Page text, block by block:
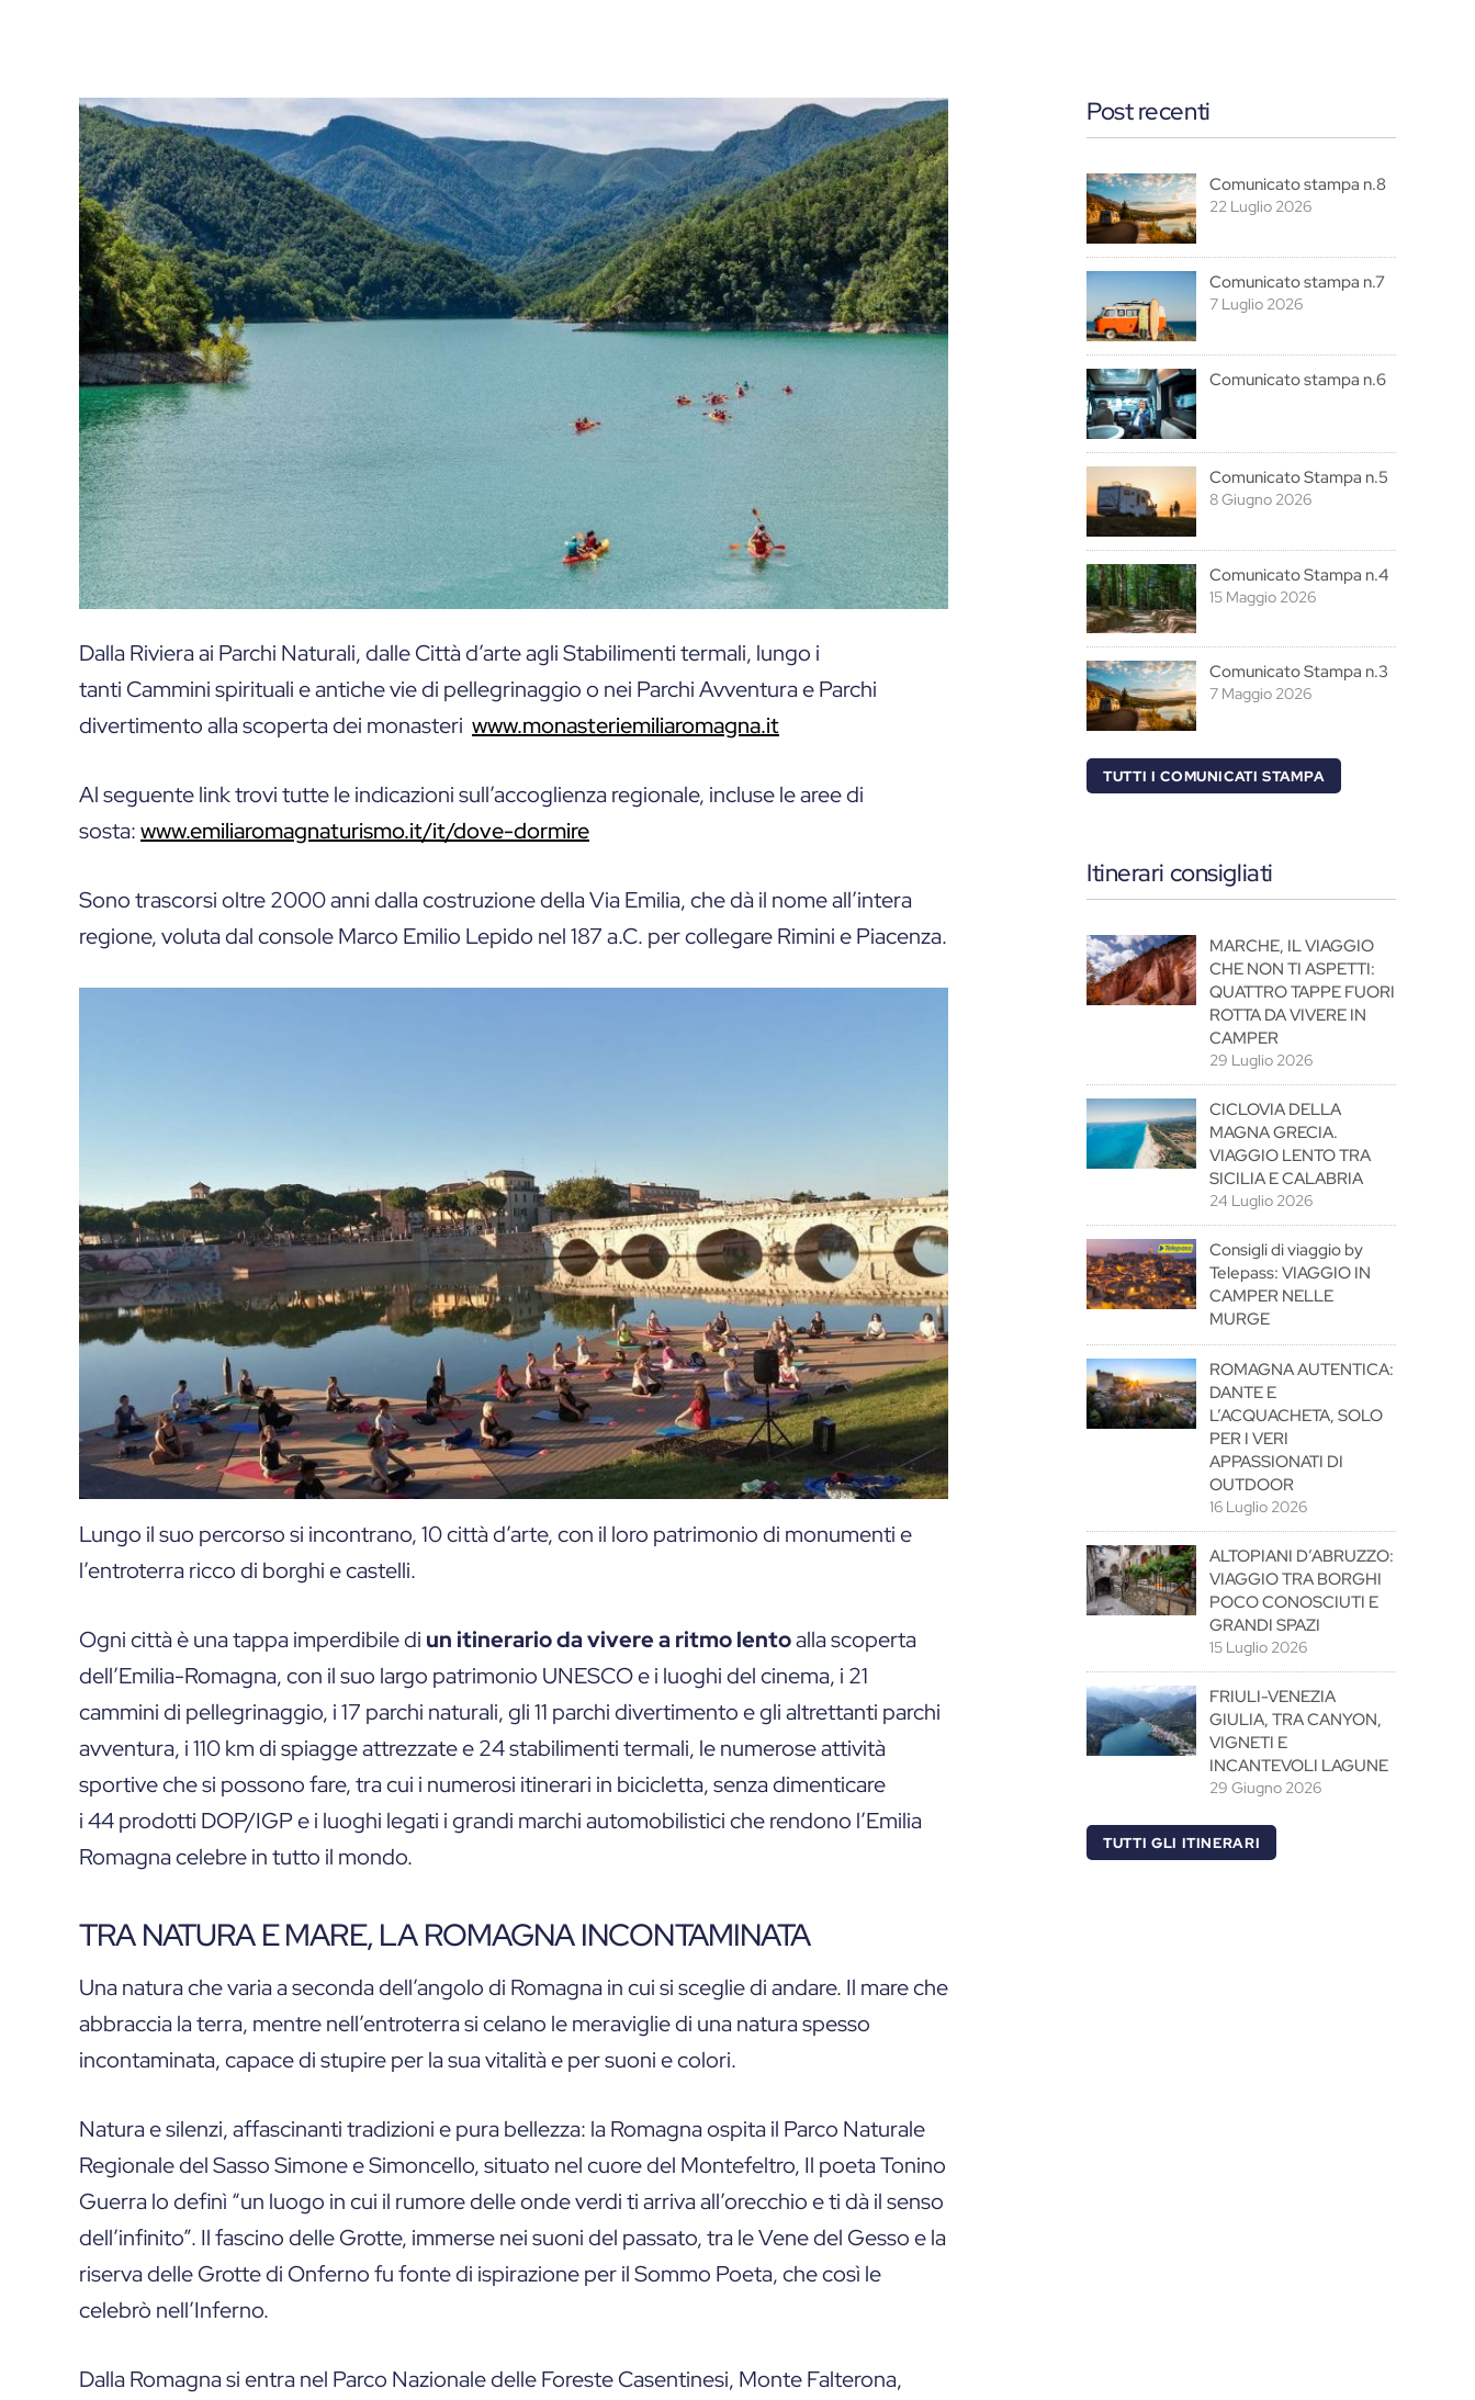
Dalla Riviera ai Parchi Naturali, dalle Città d’arte agli Stabilimenti termali, lungo i
tanti Cammini spirituali e antiche vie di pellegrinaggio o nei Parchi Avventura e Parchi
divertimento alla scoperta dei monasteri www.monasteriemiliaromagna.it
Al seguente link trovi tutte le indicazioni sull’accoglienza regionale, incluse le aree di
sosta:www.emiliaromagnaturismo.it/it/dove-dormire
Sono trascorsi oltre 2000 anni dalla costruzione della Via Emilia, che dà il nome all’intera
regione, voluta dal console Marco Emilio Lepido nel 187 a.C. per collegare Rimini e Piacenza.
Lungo il suo percorso si incontrano, 10 città d’arte, con il loro patrimonio di monumenti e
l’entroterra ricco di borghi e castelli.
Ogni città è una tappa imperdibile di un itinerario da vivere a ritmo lentoalla scoperta
dell’Emilia-Romagna, con il suo largo patrimonio UNESCO e i luoghi del cinema, i 21
cammini di pellegrinaggio, i 17 parchi naturali, gli 11 parchi divertimento e gli altrettanti parchi
avventura, i 110 km di spiagge attrezzate e 24 stabilimenti termali, le numerose attività
sportive che si possono fare, tra cui i numerosi itinerari in bicicletta, senza dimenticare
i 44 prodotti DOP/IGP e i luoghi legati i grandi marchi automobilistici che rendono l’Emilia
Romagna celebre in tutto il mondo.
TRA NATURA E MARE, LA ROMAGNA INCONTAMINATA
Una natura che varia a seconda dell’angolo di Romagna in cui si sceglie di andare. Il mare che
abbraccia la terra, mentre nell’entroterra si celano le meraviglie di una natura spesso
incontaminata, capace di stupire per la sua vitalità e per suoni e colori.
Natura e silenzi, affascinanti tradizioni e pura bellezza: la Romagna ospita il Parco Naturale
Regionale del Sasso Simone e Simoncello, situato nel cuore del Montefeltro, Il poeta Tonino
Guerra lo definì “un luogo in cui il rumore delle onde verdi ti arriva all’orecchio e ti dà il senso
dell’infinito”. Il fascino delle Grotte, immerse nei suoni del passato, tra le Vene del Gesso e la
riserva delle Grotte di Onferno fu fonte di ispirazione per il Sommo Poeta, che così le
celebrò nell’Inferno.
Dalla Romagna si entra nel Parco Nazionale delle Foreste Casentinesi, Monte Falterona,
Post recenti
Comunicato stampa n.8
22 Luglio 2026
Comunicato stampa n.7
7 Luglio 2026
Comunicato stampa n.6
Comunicato Stampa n.5
8 Giugno 2026
Comunicato Stampa n.4
15 Maggio 2026
Comunicato Stampa n.3
7 Maggio 2026
TUTTI I COMUNICATI STAMPA
Itinerari consigliati
MARCHE, IL VIAGGIO
CHE NON TI ASPETTI:
QUATTRO TAPPE FUORI
ROTTA DA VIVERE IN
CAMPER
29 Luglio 2026
CICLOVIA DELLA
MAGNA GRECIA.
VIAGGIO LENTO TRA
SICILIA E CALABRIA
24 Luglio 2026
Consigli di viaggio by
Telepass: VIAGGIO IN
CAMPER NELLE
MURGE
ROMAGNA AUTENTICA:
DANTE E
L’ACQUACHETA, SOLO
PER I VERI
APPASSIONATI DI
OUTDOOR
16 Luglio 2026
ALTOPIANI D’ABRUZZO:
VIAGGIO TRA BORGHI
POCO CONOSCIUTI E
GRANDI SPAZI
15 Luglio 2026
FRIULI-VENEZIA
GIULIA, TRA CANYON,
VIGNETI E
INCANTEVOLI LAGUNE
29 Giugno 2026
TUTTI GLI ITINERARI